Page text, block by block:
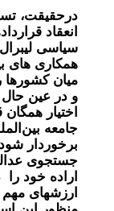
درحقیقت،
انعقاد
سیاسی
همکاری های
میان
و در عین حال
اختیار
جامعه
برخوردار
جستجوی
اراده خود
ارزشهای مهم